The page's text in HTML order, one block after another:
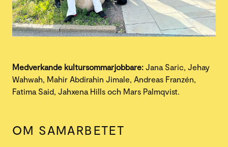
Medverkande kultursommarjobbare: Jana Saric, Jehay
Wahwah, Mahir Abdirahin Jimale, Andreas Franzén,
Fatima Said, Jahxena Hills och Mars Palmqvist.
OM SAMARBETET